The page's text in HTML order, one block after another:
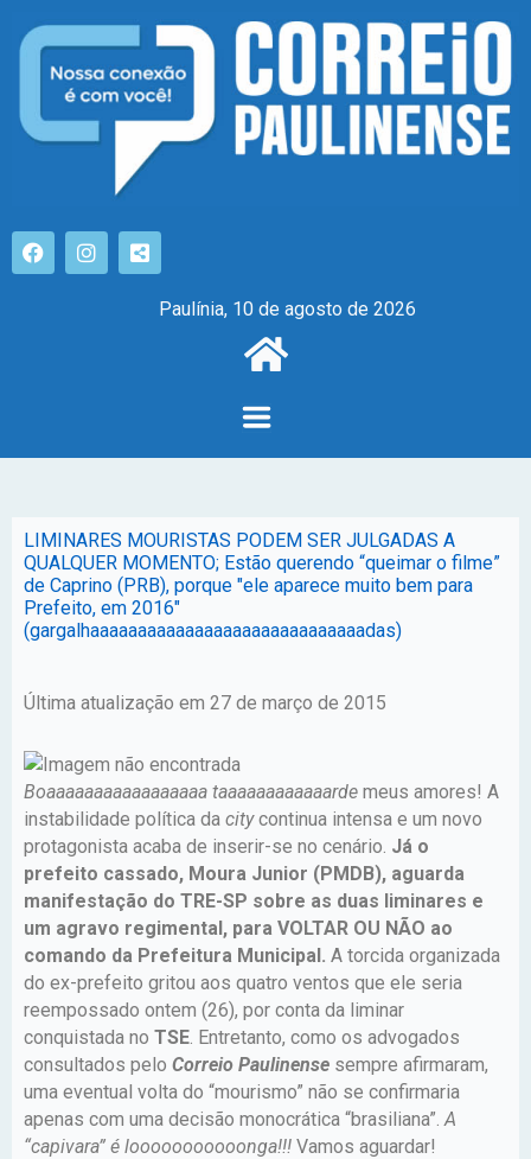
Paulínia, 10 de agosto de 2026
LIMINARES MOURISTAS PODEM SER JULGADAS A
QUALQUER MOMENTO; Estão querendo “queimar o filme”
de Caprino (PRB), porque "ele aparece muito bem para
Prefeito, em 2016"
(gargalhaaaaaaaaaaaaaaaaaaaaaaaaaaaaadas)
Última atualização em 27 de março de 2015
Boaaaaaaaaaaaaaaaaa taaaaaaaaaaaarde meus amores! A
instabilidade política da citycontinua intensa e um novo
protagonista acaba de inserir-se no cenário. Já o
prefeito cassado, Moura Junior (PMDB), aguarda
manifestação do TRE-SP sobre as duas liminares e
um agravo regimental, para VOLTAR OU NÃO ao
comando da Prefeitura Municipal. A torcida organizada
do ex-prefeito gritou aos quatro ventos que ele seria
reempossado ontem (26), por conta da liminar
conquistada no TSE. Entretanto, como os advogados
consultados pelo Correio Paulinense sempre afirmaram,
uma eventual volta do “mourismo” não se confirmaria
apenas com uma decisão monocrática “brasiliana”. A
“capivara” é looooooooooonga!!! Vamos aguardar!